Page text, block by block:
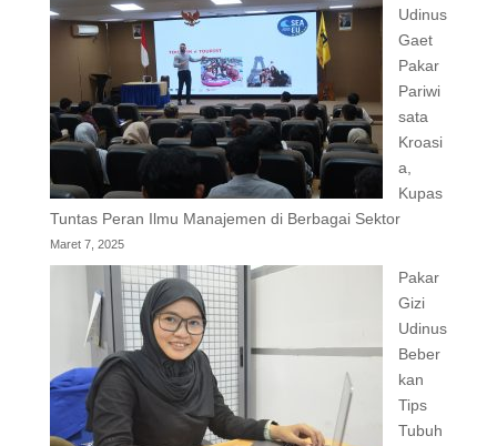
Udinus
Gaet
Pakar
Pariwi
sata
Kroasi
a,
Kupas
Tuntas Peran Ilmu Manajemen di Berbagai Sektor
Maret 7, 2025
Pakar
Gizi
Udinus
Beber
kan
Tips
Tubuh